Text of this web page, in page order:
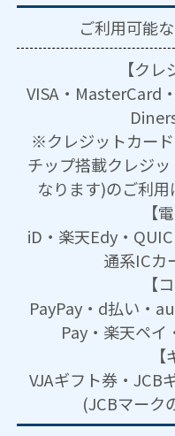
ご利用可能な
【ク
VISA・MasterCard
※クレジットカー
チップ搭載クレジ
なります)のご利用
【
iD・楽天Edy・
通系ICカ
【
PayPay・d払い・
Pay・楽天ペ
VJAギフト券・JCB
(JCBマーク